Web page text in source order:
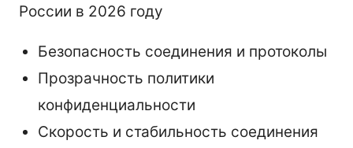
России в 2026 году
Безопасность соединения и протоколы
Прозрачность политики
конфиденциальности
Скорость и стабильность соединения